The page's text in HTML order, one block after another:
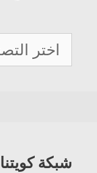
دليل
هواتف
شبكة كويتنا